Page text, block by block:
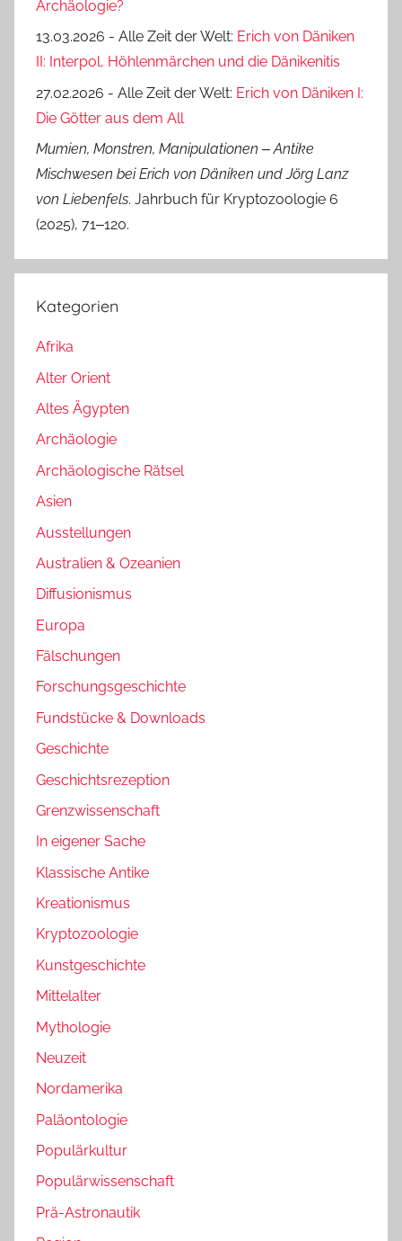
Archäologie?
13.03.2026 - Alle Zeit der Welt: Erich von Däniken
II: Interpol, Höhlenmärchen und die Dänikenitis
27.02.2026 - Alle Zeit der Welt: Erich von Däniken I:
Die Götter aus dem All
Mumien, Monstren, Manipulationen ‒ Antike
Mischwesen bei Erich von Däniken und Jörg Lanz
von Liebenfels. Jahrbuch für Kryptozoologie 6
(2025), 71‒120.
Kategorien
Afrika
Alter Orient
Altes Ägypten
Archäologie
Archäologische Rätsel
Asien
Ausstellungen
Australien & Ozeanien
Diffusionismus
Europa
Fälschungen
Forschungsgeschichte
Fundstücke & Downloads
Geschichte
Geschichtsrezeption
Grenzwissenschaft
In eigener Sache
Klassische Antike
Kreationismus
Kryptozoologie
Kunstgeschichte
Mittelalter
Mythologie
Neuzeit
Nordamerika
Paläontologie
Populärkultur
Populärwissenschaft
Prä-Astronautik